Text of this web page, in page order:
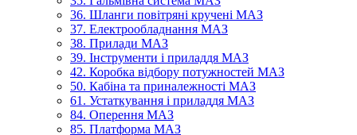
36. Шланги повітряні кручені МАЗ
37. Електрообладнання МАЗ
38. Прилади МАЗ
39. Інструменти і приладдя МАЗ
42. Коробка відбору потужностей МАЗ
50. Кабіна та приналежності МАЗ
61. Устаткування і приладдя МАЗ
84. Оперення МАЗ
85. Платформа МАЗ